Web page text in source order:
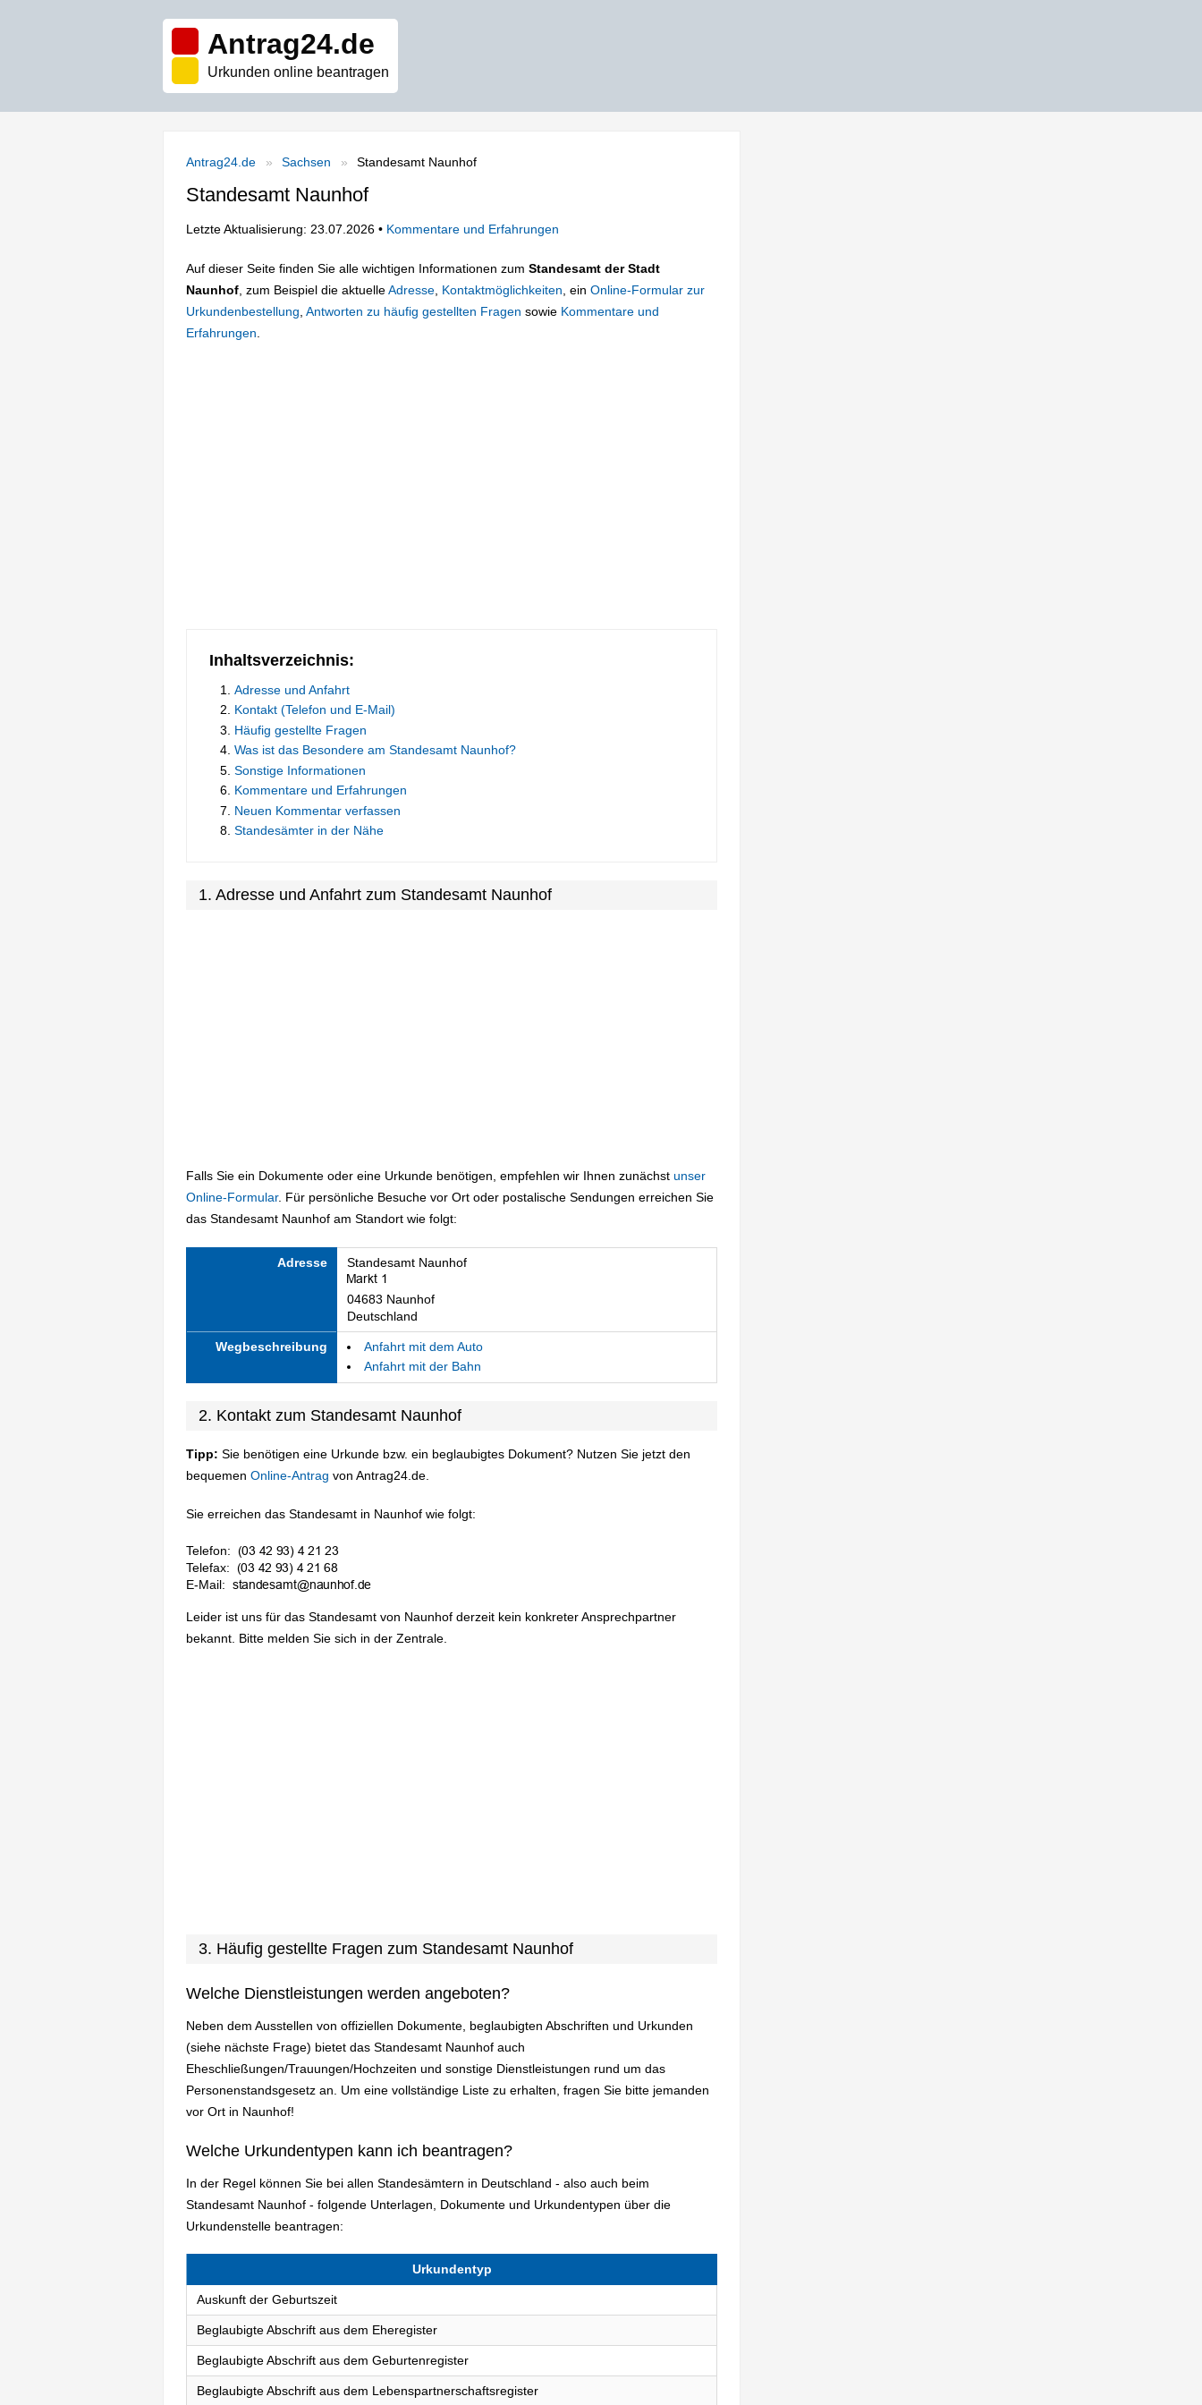
Antrag24.de
Urkunden online beantragen
Antrag24.de Sachsen Standesamt Naunhof
Standesamt Naunhof
Letzte Aktualisierung: 23.07.2026 • Kommentare und Erfahrungen
Auf dieser Seite finden Sie alle wichtigen Informationen zum Standesamt der Stadt
Naunhof , zum Beispiel die aktuelleAdresse Kontaktmöglichkeiten , ein Online-Formular zur
Urkundenbestellung Antworten zu häufig gestellten Fragen sowie Kommentare und
Erfahrungen
Inhaltsverzeichnis:
Adresse und Anfahrt
Kontakt (Telefon und E-Mail)
Häufig gestellte Fragen
Was ist das Besondere am Standesamt Naunhof?
Sonstige Informationen
Kommentare und Erfahrungen
Neuen Kommentar verfassen
Standesämter in der Nähe
1. Adresse und Anfahrt zum Standesamt Naunhof
Falls Sie ein Dokumente oder eine Urkunde benötigen, empfehlen wir Ihnen zunächst unser
Online-Formular. Für persönliche Besuche vor Ort oder postalische Sendungen erreichen Sie
das Standesamt Naunhof am Standort wie folgt:
Adresse Standesamt Naunhof
04683 Naunhof
Deutschland
Wegbeschreibung
Anfahrt mit dem Auto
Anfahrt mit der Bahn
2. Kontakt zum Standesamt Naunhof
Tipp: Sie benötigen eine Urkunde bzw. ein beglaubigtes Dokument? Nutzen Sie jetzt den
bequemen Online-Antrag von Antrag24.de.
Sie erreichen das Standesamt in Naunhof wie folgt:
Telefon:
Telefax:
E-Mail:
Leider ist uns für das Standesamt von Naunhof derzeit kein konkreter Ansprechpartner
bekannt. Bitte melden Sie sich in der Zentrale.
3. Häufig gestellte Fragen zum Standesamt Naunhof
Welche Dienstleistungen werden angeboten?
Neben dem Ausstellen von offiziellen Dokumente, beglaubigten Abschriften und Urkunden
(siehe nächste Frage) bietet das Standesamt Naunhof auch
Eheschließungen/Trauungen/Hochzeiten und sonstige Dienstleistungen rund um das
Personenstandsgesetz an. Um eine vollständige Liste zu erhalten, fragen Sie bitte jemanden
vor Ort in Naunhof!
Welche Urkundentypen kann ich beantragen?
In der Regel können Sie bei allen Standesämtern in Deutschland - also auch beim
Standesamt Naunhof - folgende Unterlagen, Dokumente und Urkundentypen über die
Urkundenstelle beantragen:
Urkundentyp
Auskunft der Geburtszeit
Beglaubigte Abschrift aus dem Eheregister
Beglaubigte Abschrift aus dem Geburtenregister
Beglaubigte Abschrift aus dem Lebenspartnerschaftsregister